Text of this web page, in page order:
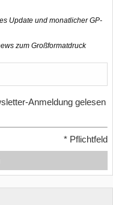
Update und monatlicher GP-
zum Großformatdruck
Anmeldung gelesen
* Pflichtfeld